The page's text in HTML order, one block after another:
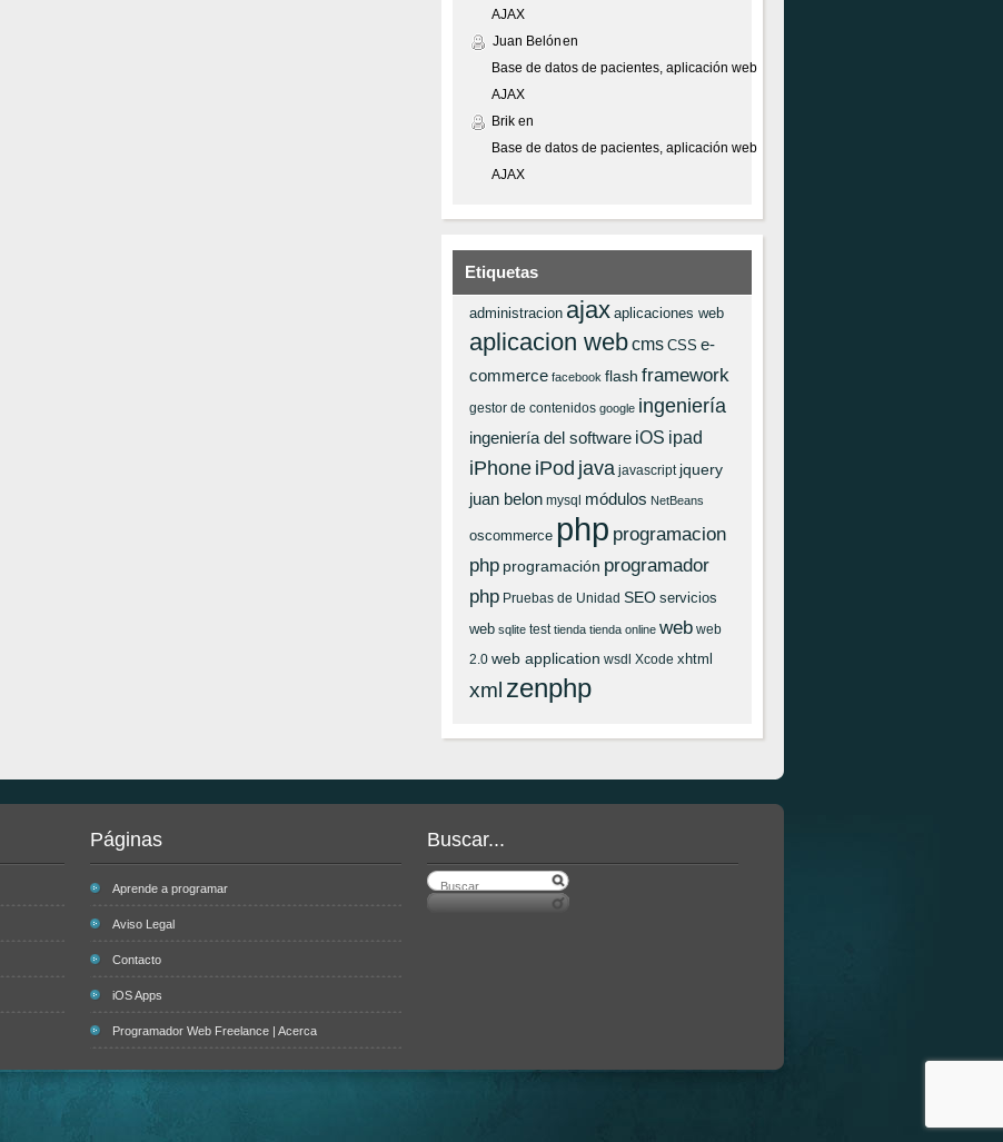
AJAX
Juan Belónen
Base de datos de pacientes, aplicación web
AJAX
Brik en
Base de datos de pacientes, aplicación web
AJAX
Etiquetas
administracion ajax aplicaciones web
aplicacion webcms CSS e-
commerce facebook flash framework
gestor de contenidos google ingeniería
ingeniería del software iOS ipad
iPhone iPod java javascript jquery
juan belon mysql módulos NetBeans
oscommerce php programacion
php programación programador
php Pruebas de Unidad SEO servicios
web sqlite test tienda tienda online web web
2.0 web application wsdl Xcode xhtml
xml zenphp
Páginas
Aprende a programar
Aviso Legal
Contacto
iOS Apps
Programador Web Freelance | Acerca
Buscar...